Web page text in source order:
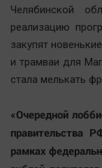
Политика
Экономика
Происшествия
Здоровье
Курилка
Мнения
Челябинской
реализацию
закупят
и трамваи для
стала мелькать
«Очередной
правительства
рамках